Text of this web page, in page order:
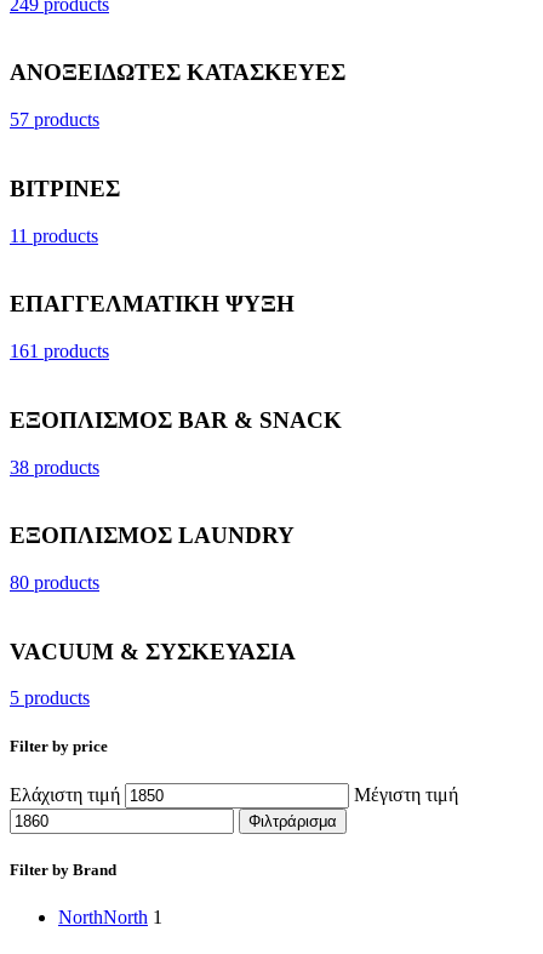
ΑΝΟΞΕΙΔΩΤΕΣ ΚΑΤΑΣΚΕΥΕΣ
57 products
ΒΙΤΡΙΝΕΣ
11 products
ΕΠΑΓΓΕΛΜΑΤΙΚΗ ΨΥΞΗ
161 products
ΕΞΟΠΛΙΣΜΟΣ BAR & SNACK
38 products
ΕΞΟΠΛΙΣΜΟΣ LAUNDRY
80 products
VACUUM & ΣΥΣΚΕΥΑΣΙΑ
5 products
Filter by price
Ελάχιστη τιμή Μέγιστη τιμή
Φιλτράρισμα
Filter by Brand
NorthNorth 1